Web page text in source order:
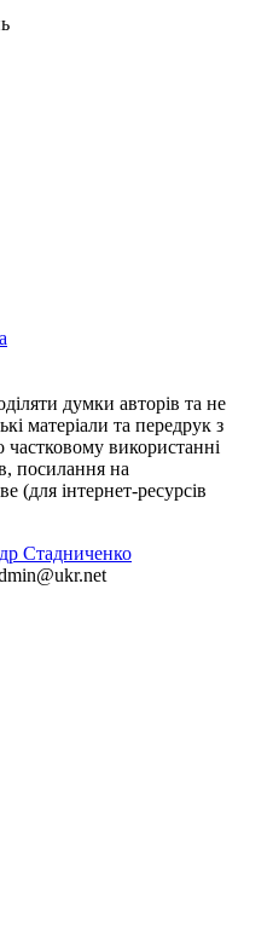
думки авторів та не
матеріали та передрук з
використанні
посилання на
(для інтернет-ресурсів
Стадниченко